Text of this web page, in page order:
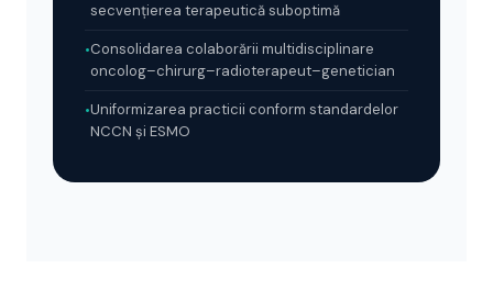
secvențierea terapeutică suboptimă
Consolidarea colaborării multidisciplinare
oncolog–chirurg–radioterapeut–genetician
Uniformizarea practicii conform standardelor
NCCN și ESMO